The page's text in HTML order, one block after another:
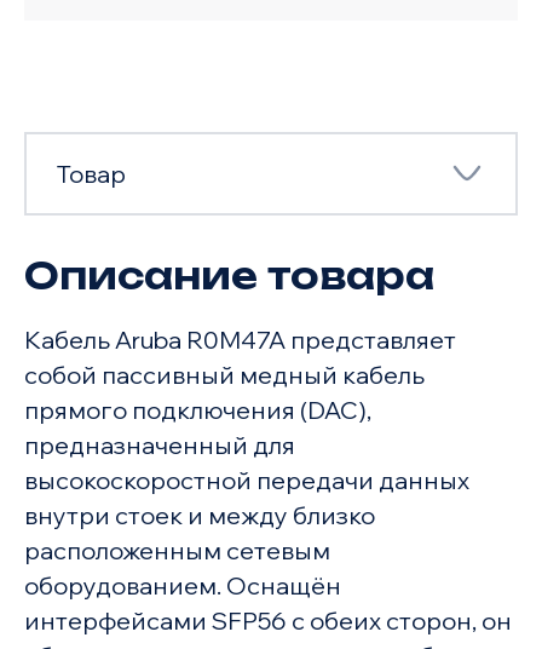
Товар
Товар
Характеристики
Описание товара
Кабель Aruba R0M47A представляет
собой пассивный медный кабель
прямого подключения (DAC),
предназначенный для
высокоскоростной передачи данных
внутри стоек и между близко
расположенным сетевым
оборудованием. Оснащён
интерфейсами SFP56 с обеих сторон, он